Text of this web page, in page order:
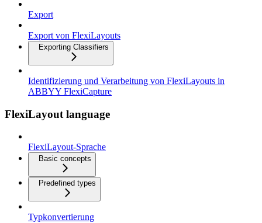
Export
Export von FlexiLayouts
Exporting Classifiers
Identifizierung und Verarbeitung von FlexiLayouts in
ABBYY FlexiCapture
FlexiLayout language
FlexiLayout-Sprache
Basic concepts
Predefined types
Typkonvertierung